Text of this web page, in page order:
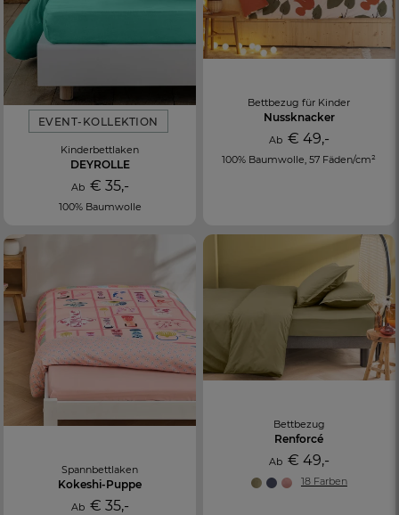
EVENT-KOLLEKTION
Kinderbettlaken
DEYROLLE
Ab € 35,-
100% Baumwolle
Bettbezug für Kinder
Nussknacker
Ab € 49,-
100% Baumwolle, 57 Fäden/cm²
Spannbettlaken
Kokeshi-Puppe
Ab € 35,-
Bettbezug
Renforcé
Ab € 49,-
18 Farben